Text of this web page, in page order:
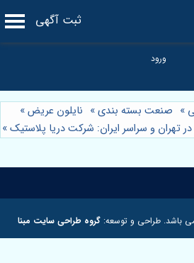
ثبت آگهی
» صنعت بسته بندی» نایلون عریض»
تهران و سراسر ایران: شرکت دریا پلاستیک»
باشد. طراحی و توسعه: گروه طراحی سایت مبنا